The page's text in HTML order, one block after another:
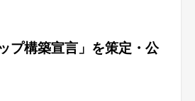
プ構築宣言」を策定・公